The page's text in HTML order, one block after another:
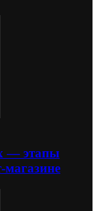
— этапы
магазине